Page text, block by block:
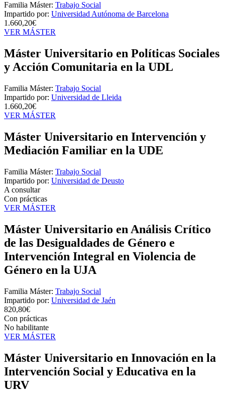
Familia Máster: Trabajo Social
Impartido por: Universidad Autónoma de Barcelona
1.660,20€
VER MÁSTER
Máster Universitario en Políticas Sociales
y Acción Comunitaria en la UDL
Familia Máster: Trabajo Social
Impartido por: Universidad de Lleida
1.660,20€
VER MÁSTER
Máster Universitario en Intervención y
Mediación Familiar en la UDE
Familia Máster: Trabajo Social
Impartido por: Universidad de Deusto
A consultar
Con prácticas
VER MÁSTER
Máster Universitario en Análisis Crítico
de las Desigualdades de Género e
Intervención Integral en Violencia de
Género en la UJA
Familia Máster: Trabajo Social
Impartido por: Universidad de Jaén
820,80€
Con prácticas
No habilitante
VER MÁSTER
Máster Universitario en Innovación en la
Intervención Social y Educativa en la
URV